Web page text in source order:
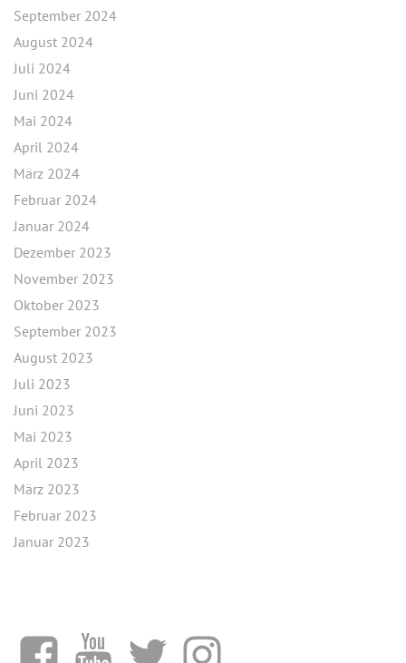
September 2024
August 2024
Juli 2024
Juni 2024
Mai 2024
April 2024
März 2024
Februar 2024
Januar 2024
Dezember 2023
November 2023
Oktober 2023
September 2023
August 2023
Juli 2023
Juni 2023
Mai 2023
April 2023
März 2023
Februar 2023
Januar 2023